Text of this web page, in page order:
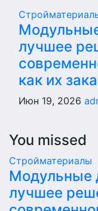
лучшее
как их
Июн 19, 2026
You missed
Стройматериалы
Модульные
лучшее